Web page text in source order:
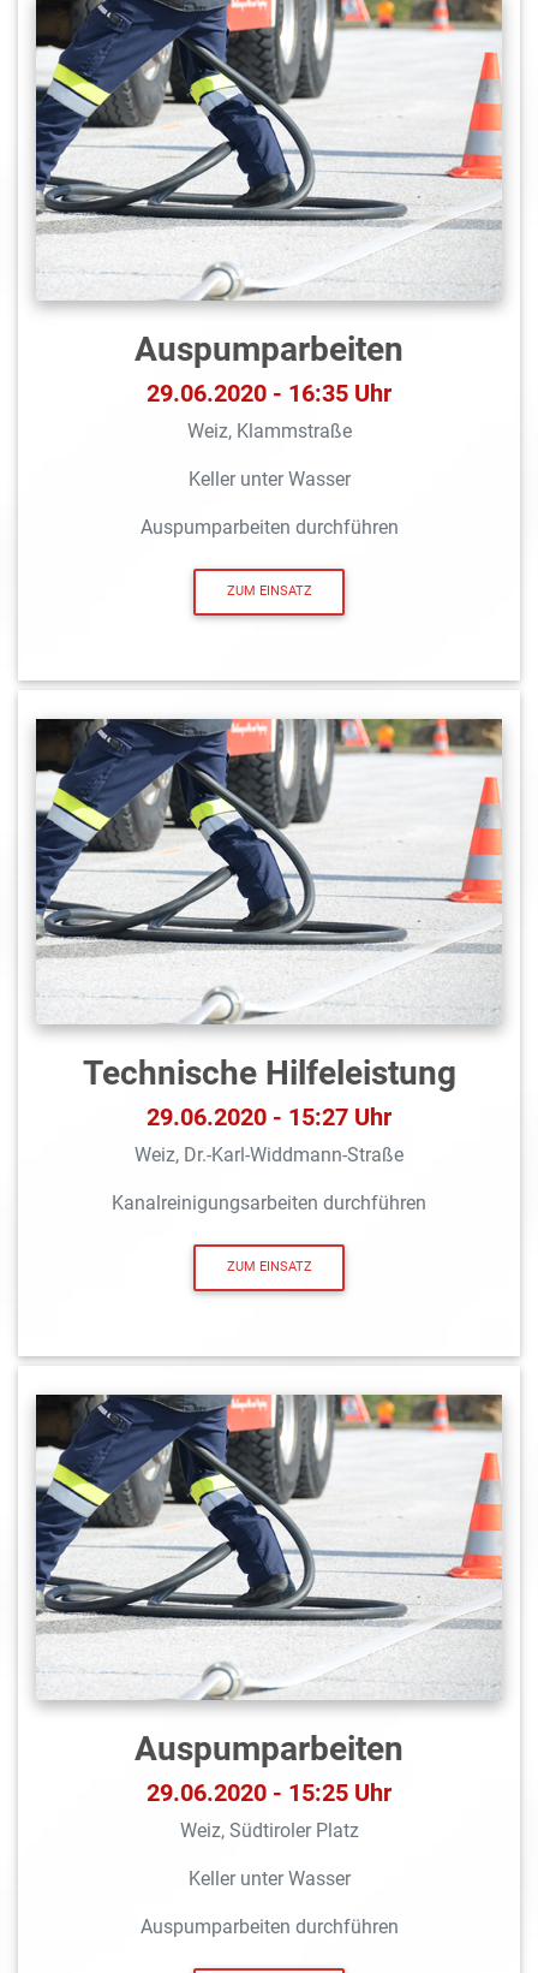
Auspumparbeiten
29.06.2020 - 16:35 Uhr
Weiz, Klammstraße
Keller unter Wasser
Auspumparbeiten durchführen
ZUM EINSATZ
Technische Hilfeleistung
29.06.2020 - 15:27 Uhr
Weiz, Dr.-Karl-Widdmann-Straße
Kanalreinigungsarbeiten durchführen
ZUM EINSATZ
Auspumparbeiten
29.06.2020 - 15:25 Uhr
Weiz, Südtiroler Platz
Keller unter Wasser
Auspumparbeiten durchführen